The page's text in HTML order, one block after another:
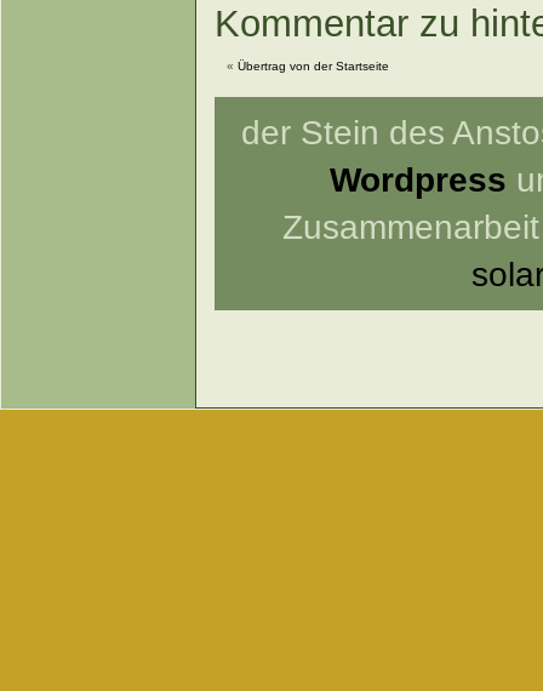
Kommentar zu
« Übertrag von der Startseite
der Stein des
Wordpress